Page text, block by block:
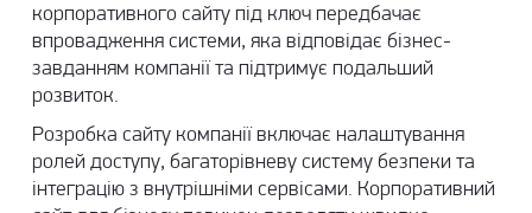
корпоративного сайту під ключ передбачає
впровадження системи, яка відповідає бізнес-
завданням компанії та підтримує подальший
розвиток.
Розробка сайту компанії включає налаштування
ролей доступу, багаторівневу систему безпеки та
інтеграцію з внутрішніми сервісами. Корпоративний